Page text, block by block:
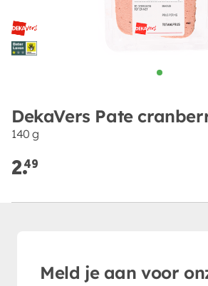
DekaVers Pate
140 g
2.49
Meld je aan voor